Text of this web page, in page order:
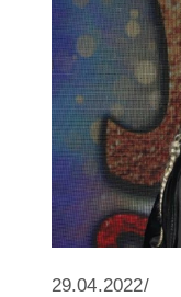
29.04.2022/